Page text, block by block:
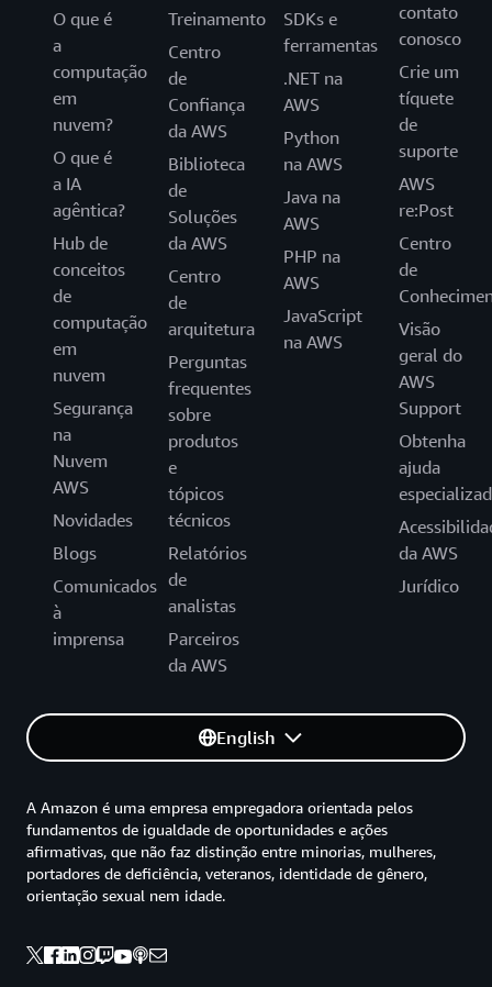
O que é
a
computação
em
nuvem?
O que é
a IA
agêntica?
Hub de
conceitos
de
computação
em
nuvem
Segurança
na
Nuvem
AWS
Novidades
Blogs
Comunicados
à
imprensa
Treinamento
Centro
de
Confiança
da AWS
Biblioteca
de
Soluções
da AWS
Centro
de
arquitetura
Perguntas
frequentes
sobre
produtos
e
tópicos
técnicos
Relatórios
de
analistas
Parceiros
da AWS
SDKs e
ferramentas
.NET na
AWS
Python
na AWS
Java na
AWS
PHP na
AWS
JavaScript
na AWS
contato
conosco
Crie um
tíquete
de
suporte
AWS
re:Post
Centro
de
Visão
geral do
AWS
Support
Obtenha
ajuda
da AWS
Jurídico
English
A Amazon é uma empresa empregadora orientada pelos
fundamentos de igualdade de oportunidades e ações
afirmativas, que não faz distinção entre minorias, mulheres,
portadores de deficiência, veteranos, identidade de gênero,
orientação sexual nem idade.